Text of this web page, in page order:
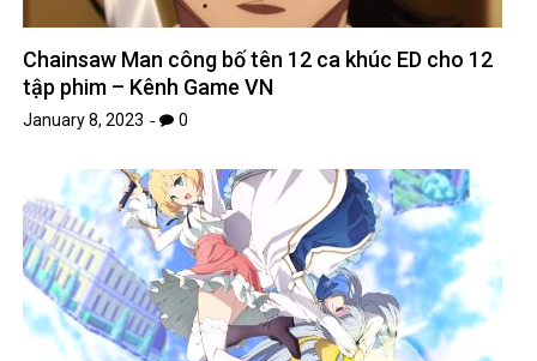
Chainsaw Man công bố tên 12 ca khúc ED cho 12
tập phim – Kênh Game VN
January 8, 2023 0